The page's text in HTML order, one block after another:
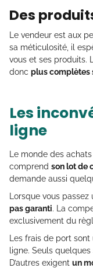
Des
Le vendeur est aux
sa méticulosité, il
vous et ses produits.
donc plus complètes
Les
ligne
Le monde des
comprend son lot de
demande aussi
Lorsque vous
pas garanti. La
exclusivement du
Les frais de port
ligne. Seuls
D’autres exigent un